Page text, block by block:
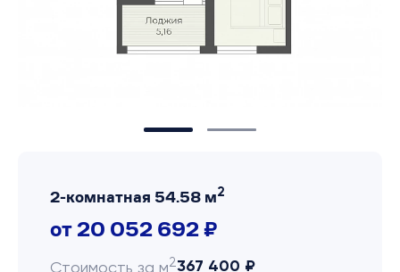
2-комнатная 54.58 м2
от 20 052 692 ₽
Стоимость за м2367 400 ₽